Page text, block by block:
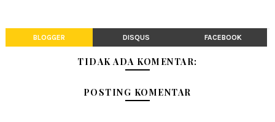
BLOGGER DISQUS FACEBOOK
TIDAK ADA KOMENTAR:
POSTING KOMENTAR